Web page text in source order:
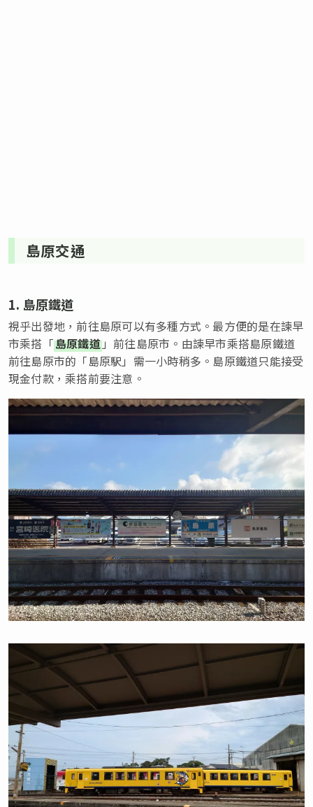
島原交通
1. 島原鐵道
視乎出發地，前往島原可以有多種方式。最方便的是在諫早
市乘搭「島原鐵道」前往島原市。由諫早市乘搭島原鐵道
前往島原市的「島原駅」需一小時稍多。島原鐵道只能接受
現金付款，乘搭前要注意。